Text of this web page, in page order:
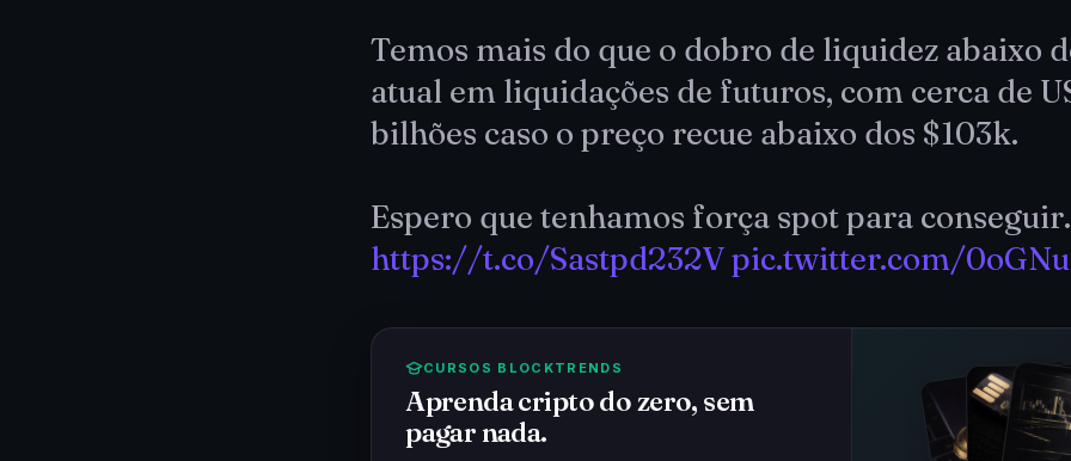
Temos mais do que o dobro de liquidez abaixo
atual em liquidações de futuros, com cerca de
bilhões caso o preço recue abaixo dos $103k.
Espero que tenhamos força spot para
https://t.co/Sastpd232Vpic.twitter.com/
CURSOS BLOCKTRENDS
Aprenda cripto do zero, sem
pagar nada.